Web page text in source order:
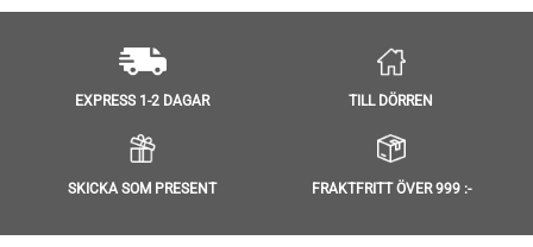
EXPRESS 1-2 DAGAR TILL DÖRREN
SKICKA SOM PRESENT FRAKTFRITT ÖVER 999 :-